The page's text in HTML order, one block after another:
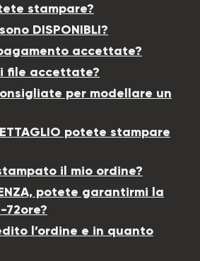
stampare?
DISPONIBLI?
accettate?
file accettate?
per modellare un
potete stampare
il mio ordine?
potete garantirmi la
72ore?
l’ordine e in quanto